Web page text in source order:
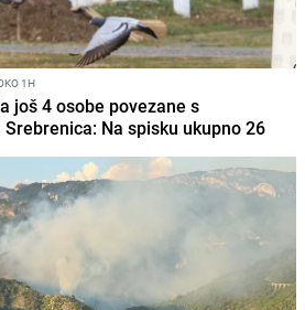
1H
još 4 osobe povezane s
Na spisku ukupno 26